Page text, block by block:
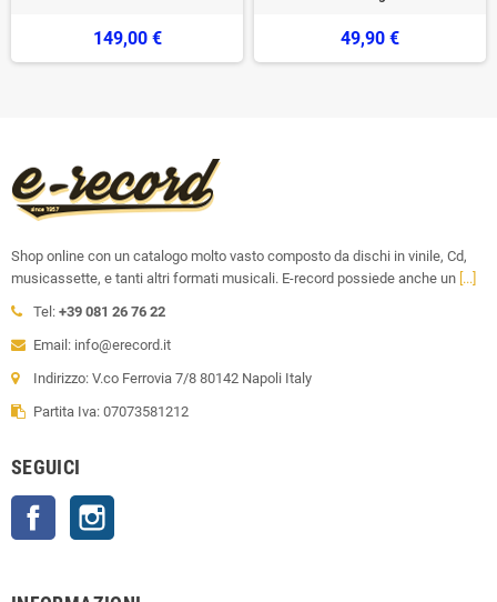
149,00 € 49,90 €
Shop online con un catalogo molto vasto composto da dischi in vinile, Cd,
musicassette, e tanti altri formati musicali. E-record possiede anche un [...]
Tel: +39 081 26 76 22
Email: info@erecord.it
Indirizzo: V.co Ferrovia 7/8 80142 Napoli Italy
Partita Iva: 07073581212
SEGUICI
Facebook